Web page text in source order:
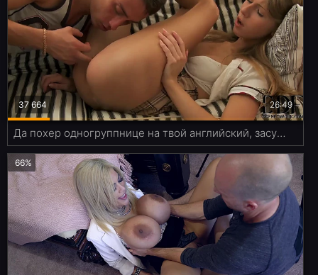
26:49
37 664
Да похер одногруппнице на твой английский, засунь ей уже член в зад!
66%